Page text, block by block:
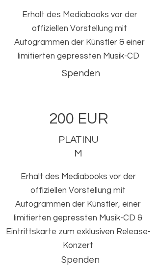
Erhalt des Mediabooks vor der
offiziellen Vorstellung mit
Autogrammen der Künstler & einer
limitierten gepressten Musik-CD
Spenden
200 EUR
PLATINU
M
Erhalt des Mediabooks vor der
offiziellen Vorstellung mit
Autogrammen der Künstler, einer
limitierten gepressten Musik-CD &
Eintrittskarte zum exklusiven Release-
Konzert
Spenden